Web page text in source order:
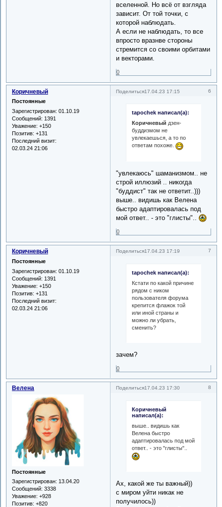
вселенной. Но всё от взгляда
зависит. От той точки, с
которой наблюдать.
А если не наблюдать, то все
впросто вразнве стороны
стремится со своими орбитами
и векторами.
0
Поделиться 6
17.04.23 17:15
Коричневый
Постоянные
Зарегистрирован: 01.10.19
Сообщений: 1391
Уважение: +150
Позитив: +131
Последний визит:
02.03.24 21:06
tapochek написал(а):
Коричневый дзен-
буддизмом не
увлекаешься, а то по
ответам похоже.
"увлекаюсь" шаманизмом.. не
строй иллюзий .. никогда
"буддист" так не ответит..)))
выше.. видишь как Велена
быстро адаптировалась под
мой ответ.. - это "глисты"..
0
Поделиться 7
17.04.23 17:19
Коричневый
Постоянные
Зарегистрирован: 01.10.19
Сообщений: 1391
Уважение: +150
Позитив: +131
Последний визит:
02.03.24 21:06
tapochek написал(а):
Кстати по какой причине
рядом с ником
пользователя форума
крепится флажок той
или иной страны и
можно ли убрать,
сменить?
зачем?
0
Поделиться 8
17.04.23 17:30
Велена
Постоянные
Зарегистрирован: 13.04.20
Сообщений: 3338
Уважение: +928
Позитив: +820
Коричневый
написал(а):
выше.. видишь как
Велена быстро
адаптировалась под мой
ответ.. - это "глисты"..
Ах, какой же ты важный))
с миром уйти никак не
получилось))